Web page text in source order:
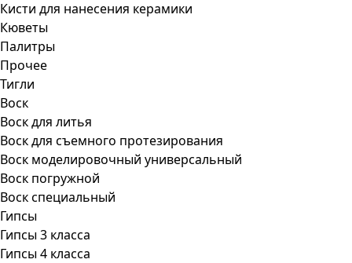
Кисти для нанесения керамики
Кюветы
Палитры
Прочее
Тигли
Воск
Воск для литья
Воск для съемного протезирования
Воск моделировочный универсальный
Воск погружной
Воск специальный
Гипсы
Гипсы 3 класса
Гипсы 4 класса